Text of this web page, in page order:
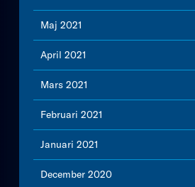
Maj 2021
April 2021
Mars 2021
Februari 2021
Januari 2021
December 2020